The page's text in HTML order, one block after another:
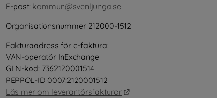
E-post: kommun@svenljunga.se
Organisationsnummer 212000-1512
Fakturaadress för e-faktura:
VAN-operatör InExchange
GLN-kod: 7362120001514
PEPPOL-ID 0007:2120001512
Läs mer om leverantörsfakturor